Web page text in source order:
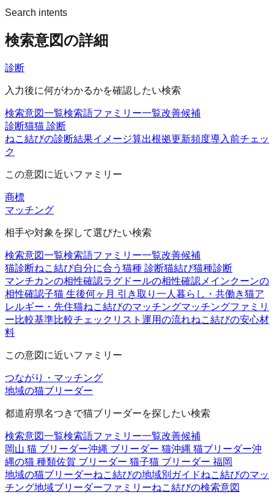
Search intents
検索意図の詳細
診断
入力後に何がわかるかを確認したい検索
検索意図一覧検索語ファミリー一覧改善候補
診断猫猫 診断
ねこ結びの診断結果イメージ算出根拠更新頻度導入前チェッ
ク
この意図に近いファミリー
商標
マッチング
相手や対象を探して選びたい検索
検索意図一覧検索語ファミリー一覧改善候補
猫診断ねこ結び自分に合う猫種 診断猫結び猫種診断
マンチカンの相性確認ラグドールの相性確認メインクーンの
相性確認子猫 生後何ヶ月 引き取り 一人暮らし・共働き猫ア
レルギー・先住猫ねこ結びのマッチングマッチングファミリ
ー比較基準比較チェックリスト 運用の流れねこ結びの安心材
料
この意図に近いファミリー
つながり・マッチング
地域の猫ブリーダー
都道府県名つきで猫ブリーダーを探したい検索
検索意図一覧検索語ファミリー一覧改善候補
岡山 猫 ブリーダー沖縄 ブリーダー 猫沖縄 猫ブリーダー沖
縄の猫 種類佐賀 ブリーダー 猫子猫 ブリーダー 福岡
地域の猫ブリーダーねこ結びの地域別ガイドねこ結びのマッ
チング地域ブリーダーファミリーねこ結びの検索意図